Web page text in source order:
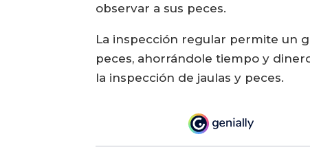
observar a sus peces.
La inspección regular permite un
peces, ahorrándole tiempo y
la inspección de jaulas y peces.